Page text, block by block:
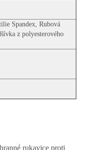
Spandex, Rubová
z polyesterového
rukavice proti